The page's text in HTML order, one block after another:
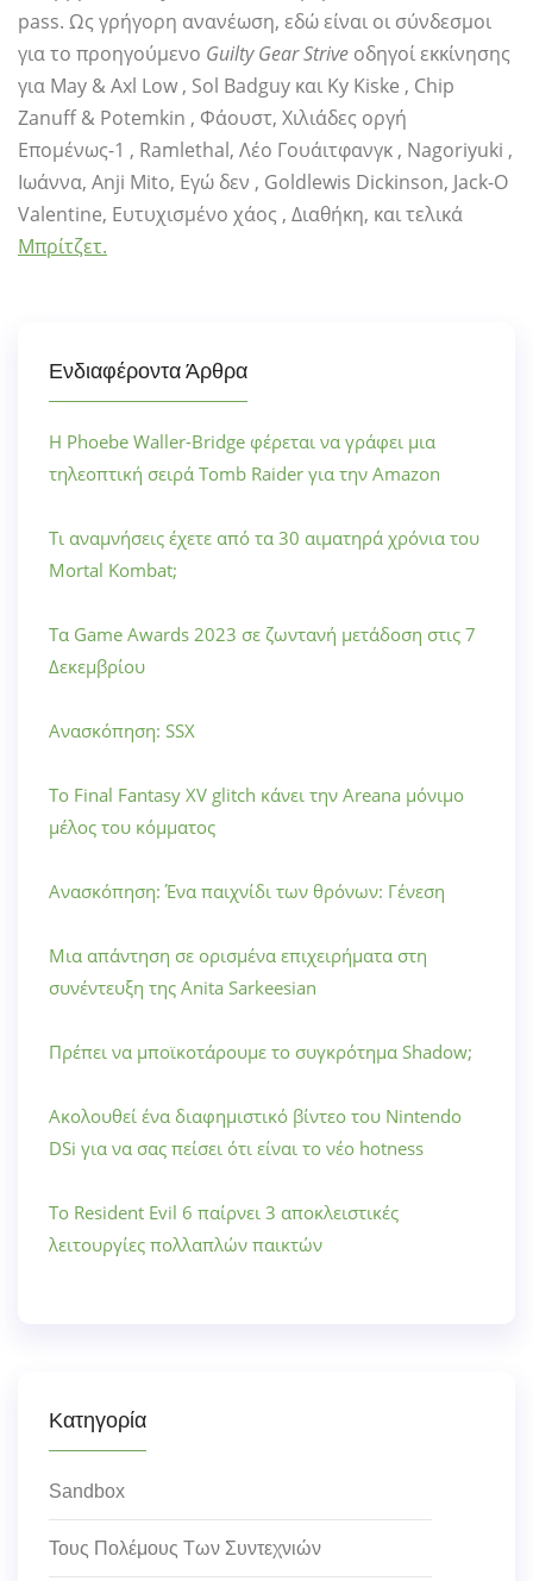
pass. Ως γρήγορη ανανέωση, εδώ είναι οι σύνδεσμοι
για το προηγούμενο Guilty Gear Strive οδηγοί εκκίνησης
για May & Axl Low , Sol Badguy και Ky Kiske , Chip
Zanuff & Potemkin , Φάουστ, Χιλιάδες οργή
Επομένως-1 , Ramlethal, Λέο Γουάιτφανγκ , Nagoriyuki ,
Ιωάννα, Anji Mito, Εγώ δεν , Goldlewis Dickinson, Jack-O
Valentine, Ευτυχισμένο χάος , Διαθήκη, και τελικά
Μπρίτζετ.
Ενδιαφέροντα Άρθρα
Η Phoebe Waller-Bridge φέρεται να γράφει μια
τηλεοπτική σειρά Tomb Raider για την Amazon
Τι αναμνήσεις έχετε από τα 30 αιματηρά χρόνια του
Mortal Kombat;
Τα Game Awards 2023 σε ζωντανή μετάδοση στις 7
Δεκεμβρίου
Ανασκόπηση: SSX
Το Final Fantasy XV glitch κάνει την Areana μόνιμο
μέλος του κόμματος
Ανασκόπηση: Ένα παιχνίδι των θρόνων: Γένεση
Μια απάντηση σε ορισμένα επιχειρήματα στη
συνέντευξη της Anita Sarkeesian
Πρέπει να μποϊκοτάρουμε το συγκρότημα Shadow;
Ακολουθεί ένα διαφημιστικό βίντεο του Nintendo
DSi για να σας πείσει ότι είναι το νέο hotness
Το Resident Evil 6 παίρνει 3 αποκλειστικές
λειτουργίες πολλαπλών παικτών
Κατηγορία
Sandbox
Τους Πολέμους Των Συντεχνιών